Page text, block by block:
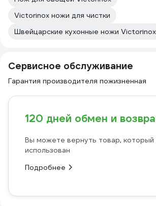
Victorinox ножи для чистки
Швейцарские кухонные ножи Victorinox
Сервисное обслуживание
Гарантия производителя пожизненная
120 дней обмен и
Вы можете вернуть товар, который
использован
Подробнее